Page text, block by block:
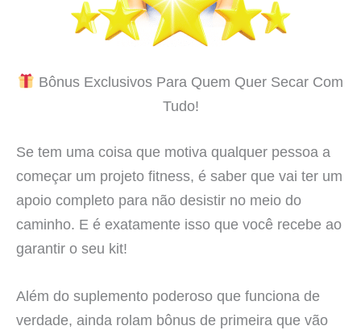
Bônus Exclusivos Para Quem Quer Secar Com
Tudo!
Se tem uma coisa que motiva qualquer pessoa a
começar um projeto fitness, é saber que vai ter um
apoio completo para não desistir no meio do
caminho. E é exatamente isso que você recebe ao
garantir o seu kit!
Além do suplemento poderoso que funciona de
verdade, ainda rolam bônus de primeira que vão